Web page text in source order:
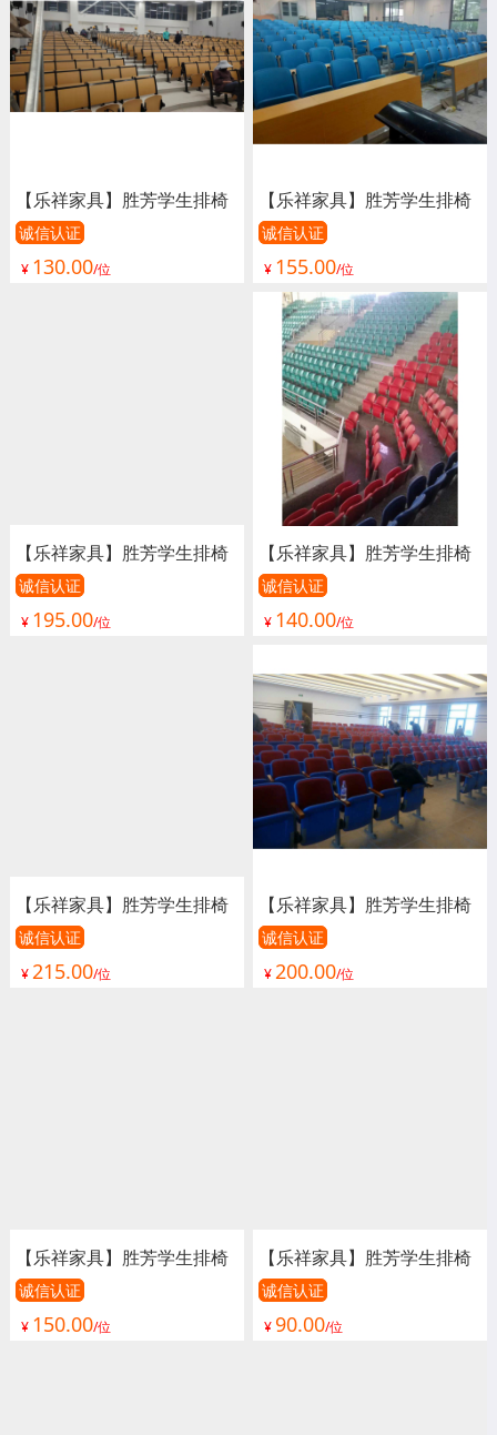
排椅 联排椅 嘉琪家具
【乐祥家具】胜芳学生排椅
批发 礼堂椅 阶梯教室排椅
联排课桌椅 学生排椅 看台
诚信认证
¥ 130.00/位
【乐祥家具】胜芳学生排椅
批发 礼堂椅 阶梯教室排椅
联排课桌椅 学生排椅 看台
椅 连排椅 报告厅椅子 会议
椅子 影院椅
诚信认证
¥ 155.00/位
【乐祥家具】胜芳学生排椅
批发 礼堂椅 阶梯教室排椅
联排课桌椅 学生排椅 看台
诚信认证
¥ 195.00/位
【乐祥家具】胜芳学生排椅
批发 礼堂椅 阶梯教室排椅
联排课桌椅 学生排椅 看台
椅子 影院椅
诚信认证
¥ 140.00/位
【乐祥家具】胜芳学生排椅
批发 礼堂椅 阶梯教室排椅
联排课桌椅 学生排椅 看台
诚信认证
¥215.00/位
【乐祥家具】胜芳学生排椅
批发 礼堂椅 阶梯教室排椅
联排课桌椅 学生排椅 看台
诚信认证
¥200.00/位
【乐祥家具】胜芳学生排椅
批发 礼堂椅 阶梯教室排椅
联排课桌椅 学生排椅 看台
诚信认证
¥ 150.00/位
【乐祥家具】胜芳学生排椅
批发 礼堂椅 阶梯教室排椅
联排课桌椅 学生排椅 看台
诚信认证
¥ 90.00/位